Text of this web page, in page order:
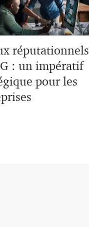
réputationnels
: un impératif
pour les